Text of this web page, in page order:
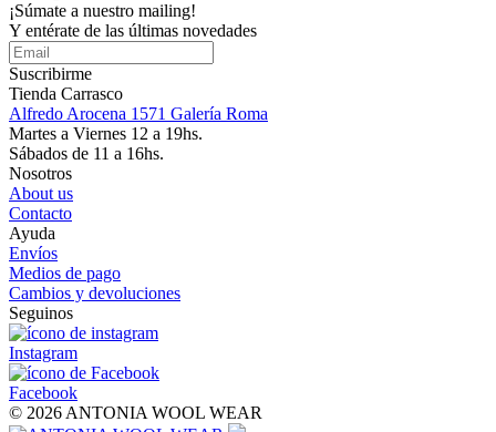
¡Súmate a nuestro mailing!
Y entérate de las últimas novedades
Suscribirme
Tienda Carrasco
Alfredo Arocena 1571 Galería Roma
Martes a Viernes 12 a 19hs.
Sábados de 11 a 16hs.
Nosotros
About us
Contacto
Ayuda
Envíos
Medios de pago
Cambios y devoluciones
Seguinos
Instagram
Facebook
© 2026 ANTONIA WOOL WEAR